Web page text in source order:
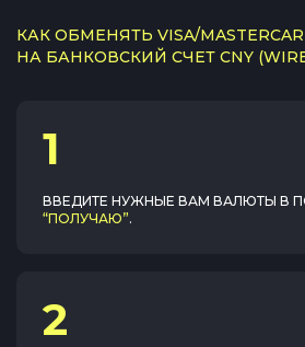
КАК ОБМЕНЯТЬ VISA/
НА БАНКОВСКИЙ СЧЕТ CNY
1
ВВЕДИТЕ НУЖНЫЕ ВАМ ВАЛЮТЫ В
“ПОЛУЧАЮ”.
2